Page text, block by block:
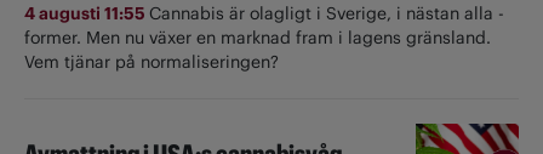
4 augusti 11:55 Cannabis är olagligt i ­Sverige, i nästan alla ­
former. Men nu växer en marknad fram i lagens gränsland.
Vem tjänar på normaliseringen?